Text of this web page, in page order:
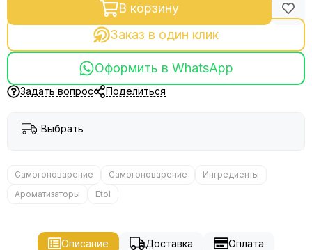
В корзину
Заказ в один клик
Оформить в WhatsApp
Задать вопрос Поделиться
Выбрать
Самогоноварение Самогоноварение
Ингредиенты
Ароматизаторы
Etol
Описание Доставка Оплата